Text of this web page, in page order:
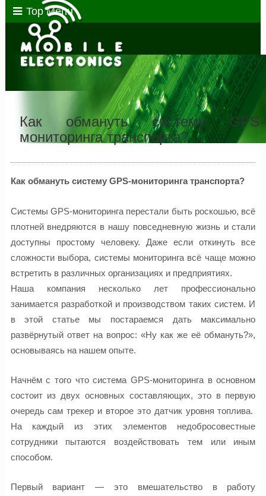
Top Menu
Как обмануть систему GPS-
мониторинга транспорта?
Как обмануть систему GPS-мониторингатранспорта?
Системы GPS-мониторинга перестали быть роскошью, всё
плотней внедряются в нашу повседневную жизнь и стали
доступны простому человеку. Даже если откинуть все
сложности выбора, системы мониторинга всё чаще можно
встретить в различных организациях и предприятиях.
Наша компания несколько лет профессионально
занимается разработкой и производством таких систем. И
в этой статье мы постараемся дать максимально
развёрнутый ответ на вопрос: «Ну как же её обмануть?»,
основываясь на нашем опыте.
Начнём с того что системаGPS-мониторинга в основном
состоит из двух основных составляющих, это в первую
очередь самтрекер и второе это датчик уровня топлива.
На каждый из этих элементов недобросовестные
сотрудники пытаются воздействовать тем или иным
способом.
Первый вариант — это вмешательство в работу